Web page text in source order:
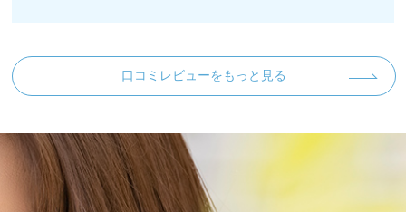
口コミレビューをもっと見る